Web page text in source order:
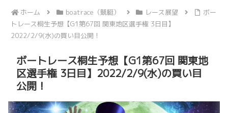
ホーム boatrace（競艇） レース展望
ボー
トレース桐生予想【G1第67回 関東地区選手権 3日目】
2022/2/9(水)の買い目公開！
ボートレース桐生予想【G1第67回 関東地
区選手権 3日目】2022/2/9(水)の買い目
公開！